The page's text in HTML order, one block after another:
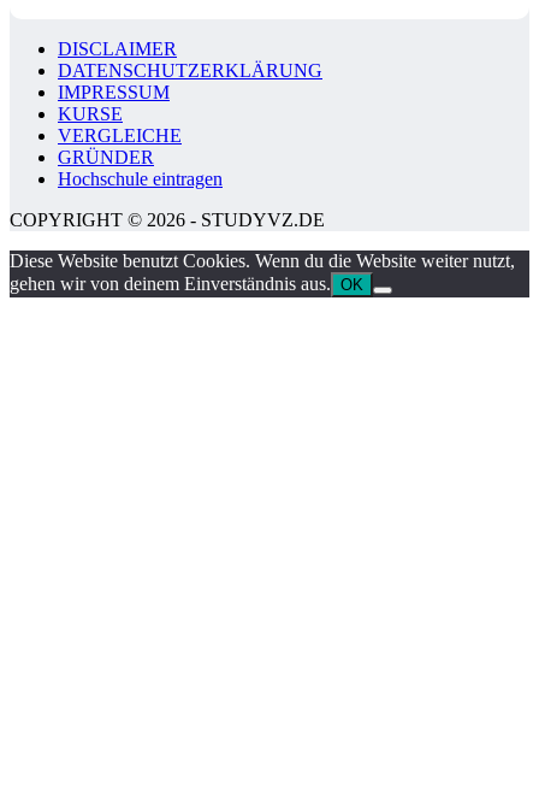
DISCLAIMER
DATENSCHUTZERKLÄRUNG
IMPRESSUM
KURSE
VERGLEICHE
GRÜNDER
Hochschule eintragen
COPYRIGHT © 2026 - STUDYVZ.DE
Diese Website benutzt Cookies. Wenn du die Website weiter nutzt,
gehen wir von deinem Einverständnis aus. OK